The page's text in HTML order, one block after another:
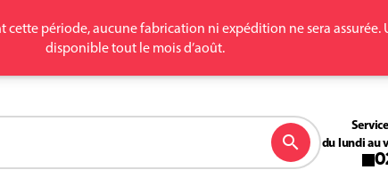
cette période, aucune fabrication ni expédition ne sera assurée.
disponible tout le mois d’août.
search
du lundi au